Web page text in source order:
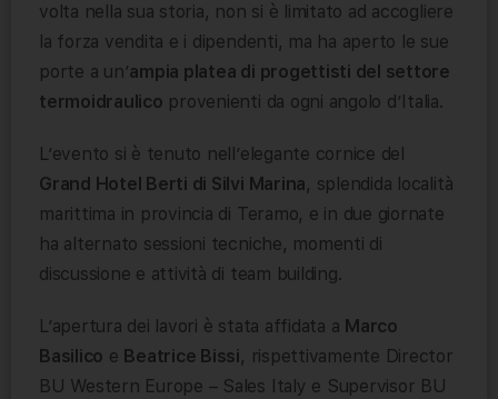
volta nella sua storia, non si è limitato ad accogliere
la forza vendita e i dipendenti, ma ha aperto le sue
porte a un’ampia platea di progettisti del settore
termoidraulico provenienti da ogni angolo d’Italia.
L’evento si è tenuto nell’elegante cornice del
Grand Hotel Berti di Silvi Marina, splendida località
marittima in provincia di Teramo, e in due giornate
ha alternato sessioni tecniche, momenti di
discussione e attività di team building.
L’apertura dei lavori è stata affidata a Marco
Basilico e Beatrice Bissi, rispettivamente Director
BU Western Europe – Sales Italy e Supervisor BU